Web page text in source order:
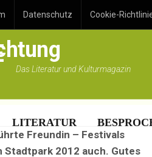
Datenschutz Cookie-
Das Literatur und Kulturmagazin
LITERATUR
– Eine
Freundin – Festivals
Stadtpark 2012 auch. Gutes